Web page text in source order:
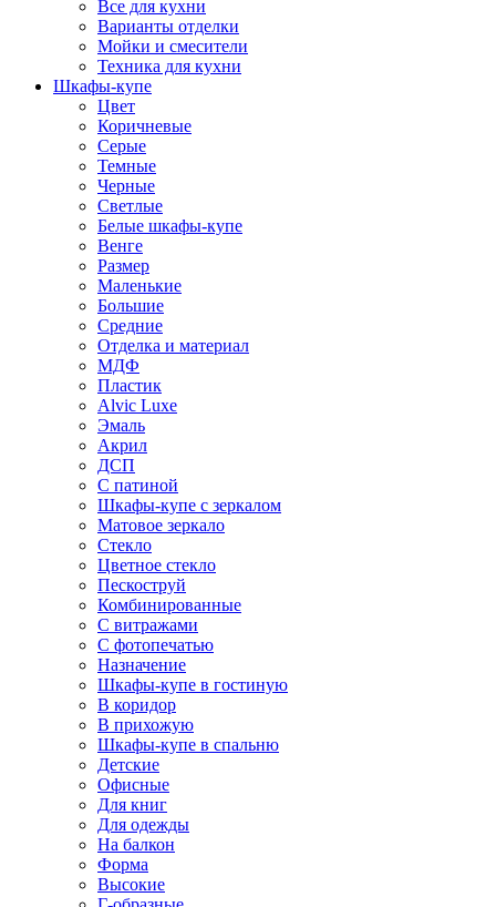
Все для кухни
Варианты отделки
Мойки и смесители
Техника для кухни
Шкафы-купе
Цвет
Коричневые
Серые
Темные
Черные
Светлые
Белые шкафы-купе
Венге
Размер
Маленькие
Большие
Средние
Отделка и материал
МДФ
Пластик
Alvic Luxe
Эмаль
Акрил
ДСП
С патиной
Шкафы-купе с зеркалом
Матовое зеркало
Стекло
Цветное стекло
Пескоструй
Комбинированные
С витражами
С фотопечатью
Назначение
Шкафы-купе в гостиную
В коридор
В прихожую
Шкафы-купе в спальню
Детские
Офисные
Для книг
Для одежды
На балкон
Форма
Высокие